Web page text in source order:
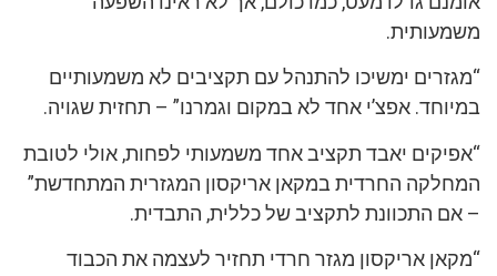
משמעותית.
“מגזרים ימשיכו להתנהל עם תקציבים לא משמעותיים
במיוחד. אפצ’י אחד לא במקום וגמרנו” – תחזית שגויה.
“אפיקים יאבד תקציב אחד משמעותי לפחות, אולי לטובת
המחלקה החרדית במקאן אריקסון המגזרית המתחדשת”
– אם התכוונת לתקציב של כללית, התבדית.
“מקאן אריקסון מגזר חרדי תחזיר לעצמה את הכבוד